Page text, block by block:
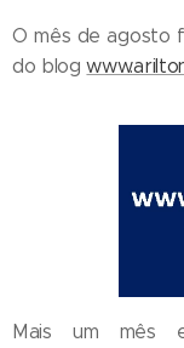
O mês de agosto
do blog
Mais um mês